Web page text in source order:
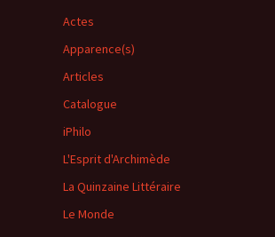
Actes
Apparence(s)
Articles
Catalogue
iPhilo
L'Esprit d'Archimède
La Quinzaine Littéraire
Le Monde